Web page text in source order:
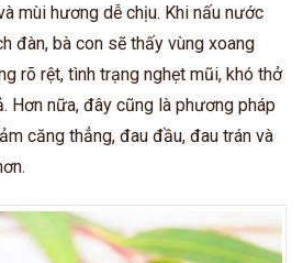
mùi hương dễ chịu. Khi nấu nước
đàn, bà con sẽ thấy vùng xoang
rõ rệt, tình trạng nghẹt mũi, khó thở
Hơn nữa, đây cũng là phương pháp
căng thẳng, đau đầu, đau trán và